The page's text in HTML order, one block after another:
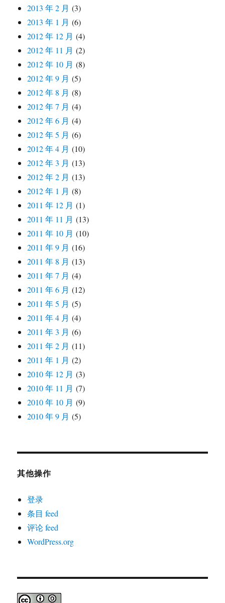
2013 年 2 月 (3)
2013 年 1 月 (6)
2012 年 12 月 (4)
2012 年 11 月 (2)
2012 年 10 月 (8)
2012 年 9 月 (5)
2012 年 8 月 (8)
2012 年 7 月 (4)
2012 年 6 月 (4)
2012 年 5 月 (6)
2012 年 4 月 (10)
2012 年 3 月 (13)
2012 年 2 月 (13)
2012 年 1 月 (8)
2011 年 12 月 (1)
2011 年 11 月 (13)
2011 年 10 月 (10)
2011 年 9 月 (16)
2011 年 8 月 (13)
2011 年 7 月 (4)
2011 年 6 月 (12)
2011 年 5 月 (5)
2011 年 4 月 (4)
2011 年 3 月 (6)
2011 年 2 月 (11)
2011 年 1 月 (2)
2010 年 12 月 (3)
2010 年 11 月 (7)
2010 年 10 月 (9)
2010 年 9 月 (5)
其他操作
登录
条目 feed
评论 feed
WordPress.org